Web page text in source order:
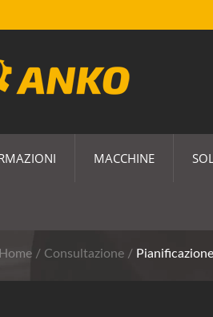
MACCHINE
Home / Consultazione /